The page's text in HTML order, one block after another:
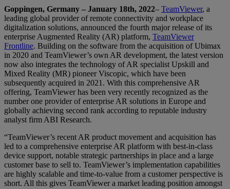
Goppingen, Germany – January 18th, 2022– TeamViewer, a
leading global provider of remote connectivity and workplace
digitalization solutions, announced the fourth major release of its
enterprise Augmented Reality (AR) platform, TeamViewer
Frontline. Building on the software from the acquisition of Ubimax
in 2020 and TeamViewer’s own AR development, the latest version
now also integrates the technology of AR specialist Upskill and
Mixed Reality (MR) pioneer Viscopic, which have been
subsequently acquired in 2021. With this comprehensive AR
offering, TeamViewer has been very recently recognized as the
number one provider of enterprise AR solutions in Europe and
globally achieving second rank according to reputable industry
analyst firm ABI Research.
“TeamViewer’s recent AR product movement and acquisition has
led to a comprehensive enterprise AR platform with best-in-class
device support, notable strategic partnerships in place and a large
customer base to sell to. TeamViewer’s implementation capabilities
are highly scalable and time-to-value from a customer perspective is
short. All this gives TeamViewer a market leading position amongst